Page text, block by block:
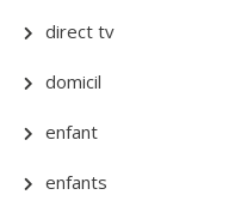
direct tv
domicil
enfant
enfants